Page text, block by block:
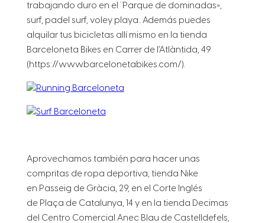
trabajando duro en el ¨Parque de dominadas»,
surf, padel surf, voley playa.. Además puedes
alquilar tus bicicletas allí mismo en la tienda
Barceloneta Bikes en Carrer de l’Atlàntida, 49
(https://www.barcelonetabikes.com/).
Aprovechamos también para hacer unas
compritas de ropa deportiva, tienda Nike
en Passeig de Gràcia, 29, en el Corte Inglés
de Plaça de Catalunya, 14 y en la tienda Decimas
del Centro Comercial Anec Blau de Castelldefels,